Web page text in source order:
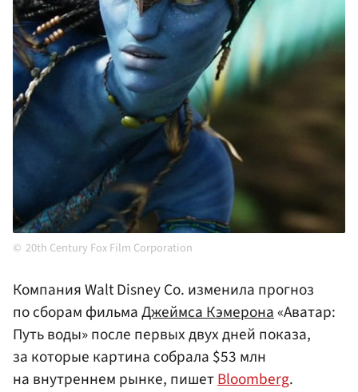
20th Century Fox Film Corporation
Компания Walt Disney Co. изменила прогноз
по сборам фильмаДжеймса Кэмерона«Аватар:
Путь воды» после первых двух дней показа,
за которые картина собрала $53 млн
на внутреннем рынке, пишетBloomberg.